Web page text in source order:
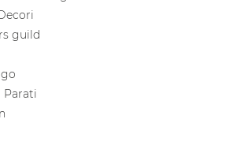
guild
Parati